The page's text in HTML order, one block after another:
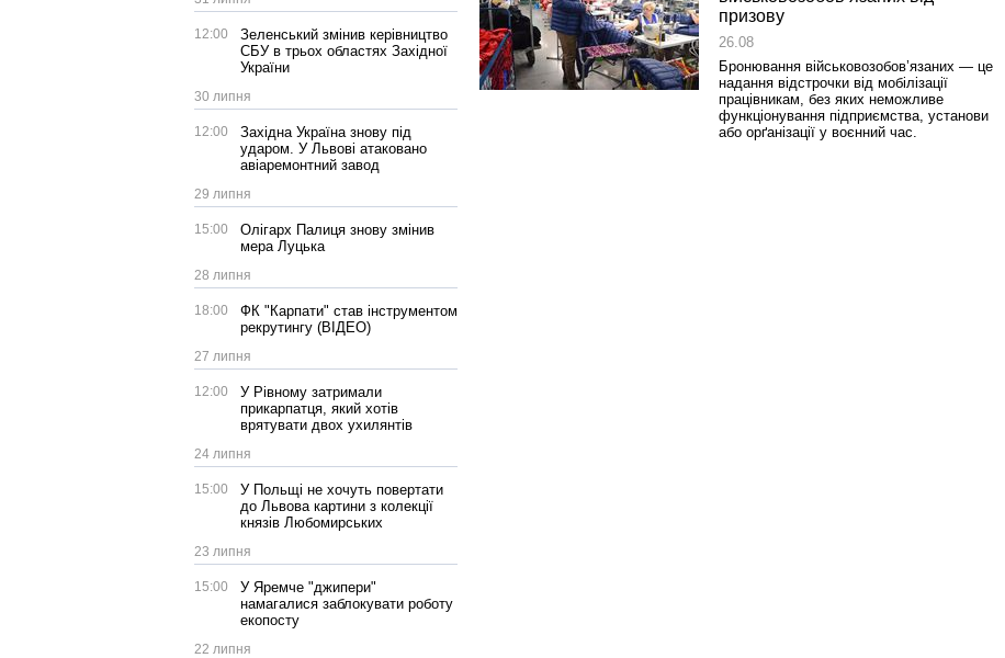
12:00
Зеленський змінив керівництво
СБУ в трьох областях Західної
України
30 липня
12:00
Західна Україна знову під
ударом. У Львові атаковано
авіаремонтний завод
29 липня
15:00
Олігарх Палиця знову змінив
мера Луцька
28 липня
18:00
ФК "Карпати" став інструментом
рекрутингу (ВІДЕО)
27 липня
12:00
У Рівному затримали
прикарпатця, який хотів
врятувати двох ухилянтів
24 липня
15:00
У Польщі не хочуть повертати
до Львова картини з колекції
князів Любомирських
23 липня
15:00
У Яремче "джипери"
намагалися заблокувати роботу
екопосту
22 липня
призову
26.08
Бронювання військовозобов’язаних — це
надання відстрочки від мобілізації
працівникам, без яких неможливе
функціонування підприємства, установи
або орґанізації у воєнний час.